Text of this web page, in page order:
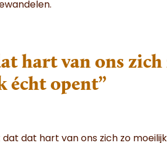
hart van ons zich
écht opent”
dat hart van ons zich zo